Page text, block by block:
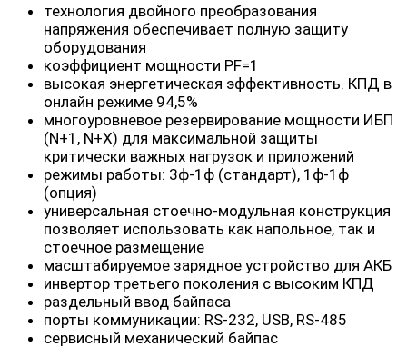
технология двойного преобразования
напряжения обеспечивает полную защиту
оборудования
коэффициент мощности PF=1
высокая энергетическая эффективность. КПД в
онлайн режиме 94,5%
многоуровневое резервирование мощности ИБП
(N+1, N+X) для максимальной защиты
критически важных нагрузок и приложений
режимы работы: 3ф-1ф (стандарт), 1ф-1ф
(опция)
универсальная стоечно-модульная конструкция
позволяет использовать как напольное, так и
стоечное размещение
масштабируемое зарядное устройство для АКБ
инвертор третьего поколения с высоким КПД
раздельный ввод байпаса
порты коммуникации: RS-232, USB, RS-485
сервисный механический байпас